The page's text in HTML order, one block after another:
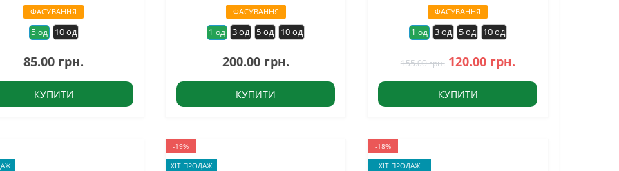
ФАСУВАННЯ
5 од 10 од
85.00 грн.
КУПИТИ
ФАСУВАННЯ
1 од 3 од 5 од 10 од
200.00 грн.
КУПИТИ
ФАСУВАННЯ
1 од 3 од 5 од 10 од
155.00 грн. 120.00 грн.
КУПИТИ
-19%
ХІТ ПРОДАЖ
-18%
ХІТ ПРОДАЖ